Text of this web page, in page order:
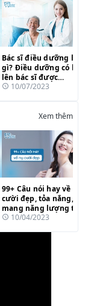
Bác sĩ điều dưỡng là
gì? Điều dưỡng có học
lên bác sĩ được
không?
10/07/2023
Xem thêm
99+ Câu nói hay về nụ
cười đẹp, tỏa nắng,
mang năng lượng tích
cực10/04/2023